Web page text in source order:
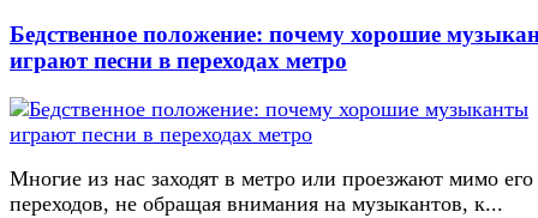
Бедственное положение: почему хорошие
играют песни в переходах метро
Многие из нас заходят в метро или проезжают мимо его
переходов, не обращая внимания на музыкантов, к...